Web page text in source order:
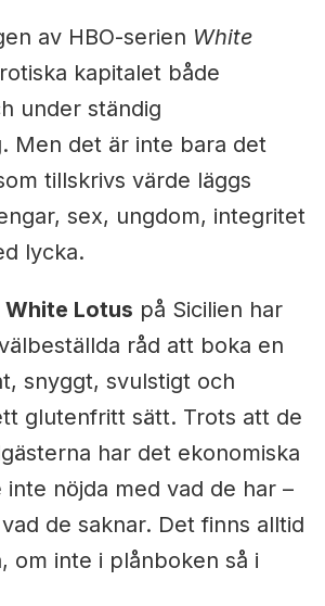
av HBO-serien White
kapitalet både
under ständig
Men det är inte bara det
tillskrivs värde läggs
sex, ungdom, integritet
lycka.
Lotus på Sicilien har
råd att boka en
snyggt, svulstigt och
glutenfritt sätt. Trots att de
har det ekonomiska
inte nöjda med vad de har –
de saknar. Det finns alltid
om inte i plånboken så i